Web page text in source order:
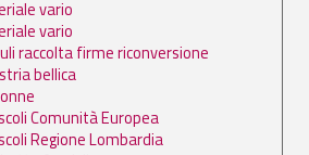
vario
vario
raccolta firme riconversione
bellica
Comunità Europea
Regione Lombardia